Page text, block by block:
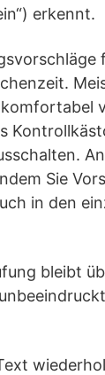
erkennt.
Sie
in den
bleibt